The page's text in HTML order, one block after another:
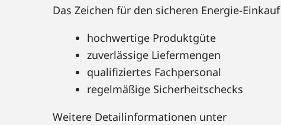
Das Zeichen für den sicheren Energie-Einkauf
hochwertige Produktgüte
zuverlässige Liefermengen
qualifiziertes Fachpersonal
regelmäßige Sicherheitschecks
Weitere Detailinformationen unter